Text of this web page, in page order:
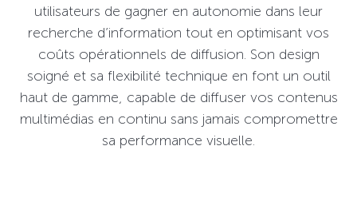
utilisateurs de gagner en autonomie dans leur
recherche d’information tout en optimisant vos
coûts opérationnels de diffusion. Son design
soigné et sa flexibilité technique en font un outil
haut de gamme, capable de diffuser vos contenus
multimédias en continu sans jamais compromettre
sa performance visuelle.